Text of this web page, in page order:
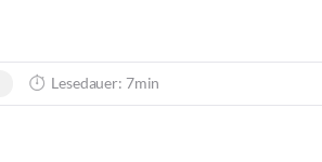
Lesedauer: 7min